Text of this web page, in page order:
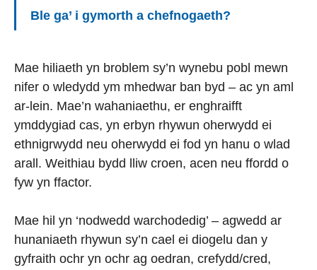
Ble ga’ i gymorth a chefnogaeth?
Mae hiliaeth yn broblem sy’n wynebu pobl mewn
nifer o wledydd ym mhedwar ban byd – ac yn aml
ar-lein. Mae’n wahaniaethu, er enghraifft
ymddygiad cas, yn erbyn rhywun oherwydd ei
ethnigrwydd neu oherwydd ei fod yn hanu o wlad
arall. Weithiau bydd lliw croen, acen neu ffordd o
fyw yn ffactor.
Mae hil yn ‘nodwedd warchodedig’ – agwedd ar
hunaniaeth rhywun sy’n cael ei diogelu dan y
gyfraith ochr yn ochr ag oedran, crefydd/cred,